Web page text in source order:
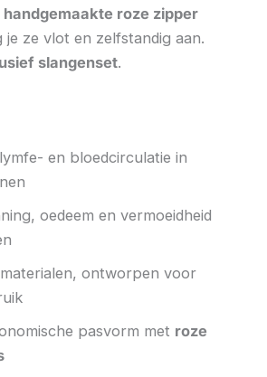
handgemaakte roze zipper
je ze vlot en zelfstandig aan.
slangenset.
en bloedcirculatie in
oedeem en vermoeidheid
ontworpen voor
pasvorm met roze